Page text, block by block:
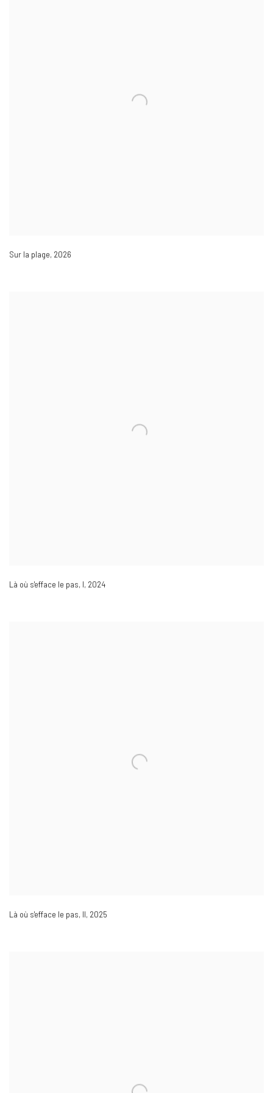
Sur la plage, 2026
Là où s'efface le pas, I, 2024
Là où s'efface le pas, II, 2025